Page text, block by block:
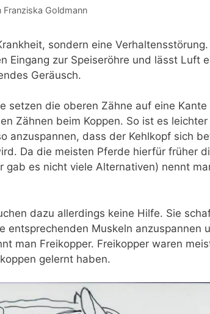
Franziska Goldmann
sondern eine
Eingang zur Speiseröhre und lässt Luft
Geräusch.
setzen die oberen Zähne auf eine
Zähnen beim Koppen. So ist es
anzuspannen, dass der Kehlkopf sich
Da die meisten Pferde hierfür früher
gab es nicht viele Alternativen) nennt
dazu allerdings keine Hilfe. Sie
entsprechenden Muskeln anzuspannen
man Freikopper. Freikopper waren
gelernt haben.